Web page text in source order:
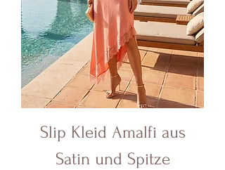
Slip Kleid Amalfi aus
Satin und Spitze